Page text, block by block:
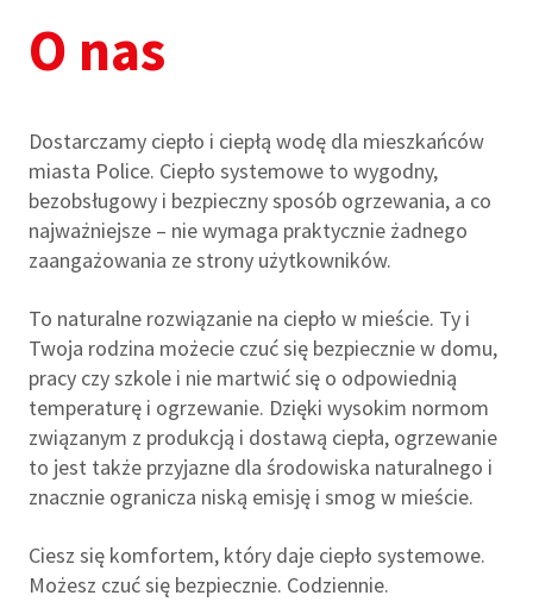
O nas
Dostarczamy ciepło i ciepłą wodę dla mieszkańców
miasta Police. Ciepło systemowe to wygodny,
bezobsługowy i bezpieczny sposób ogrzewania, a co
najważniejsze – nie wymaga praktycznie żadnego
zaangażowania ze strony użytkowników.
To naturalne rozwiązanie na ciepło w mieście. Ty i
Twoja rodzina możecie czuć się bezpiecznie w domu,
pracy czy szkole i nie martwić się o odpowiednią
temperaturę i ogrzewanie. Dzięki wysokim normom
związanym z produkcją i dostawą ciepła, ogrzewanie
to jest także przyjazne dla środowiska naturalnego i
znacznie ogranicza niską emisję i smog w mieście.
Ciesz się komfortem, który daje ciepło systemowe.
Możesz czuć się bezpiecznie. Codziennie.